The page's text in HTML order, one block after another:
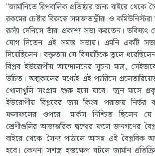
"জার্মানিতে রিপবালিক প্রতিষ্ঠার জন্য বাইরে থেকে
রকমের চেষ্টার বিরুদ্ধে সমাজতন্ত্রীরা ও
রূস্যাঁ দেনিসে তাঁরা প্রকাশ্য সভা করতেন। ভবিষ্যৎ
যোগ দিতেন এই সমস্ত সভায়। এমনি একটি
দিয়েছিলেন। বক্তৃতায় যে বিষয়টিকে তুলে
বিপ্লব ইউরোপীয় আন্দোলনের সূচনা মাত্র,
উচিত। অল্পকালের মধ্যেই এই প্যারিসে
খোলাখুলি সংগ্রাম শুরু হয়ে যাবে। জুন মাসে
ইউরোপীয় বিপ্লবের জয় কিংবা পরাজয় নির্ভর
ফলাফলের ওপরে। মার্কস নিশ্চিত ছিলেন যে
শ্রেণীগুলির আভ্যন্তরিক দ্বন্দ্বের ফলে জনগণের
বাইরে থেকে সৈন্য পাঠালে আসন্ন এই বৈপ্লবিক
হবে। কেননা সশস্ত্র হস্তক্ষেপ ঘটলে জার্মান